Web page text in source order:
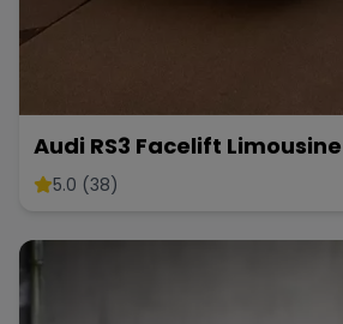
Audi RS3 Facelift Limousine
5.0 (38)